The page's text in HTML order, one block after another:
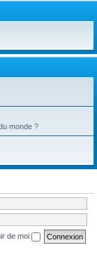
monde ?
de moi